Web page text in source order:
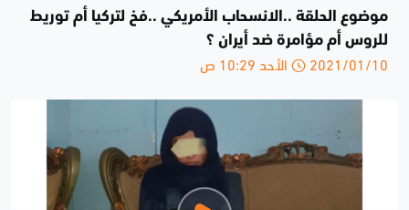
موضوع الحلقة ..الانسحاب الأمريكي ..فخ لتركيا أم توريط
للروس أم مؤامرة ضد أيران ؟
2021/01/10 الأحد 10:29 ص